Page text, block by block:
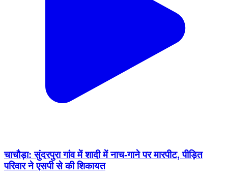
चाचौड़ा: सुंदरपुरा गांव में शादी में नाच-गाने पर मारपीट, पीड़ित
परिवार ने एसपी से की शिकायत